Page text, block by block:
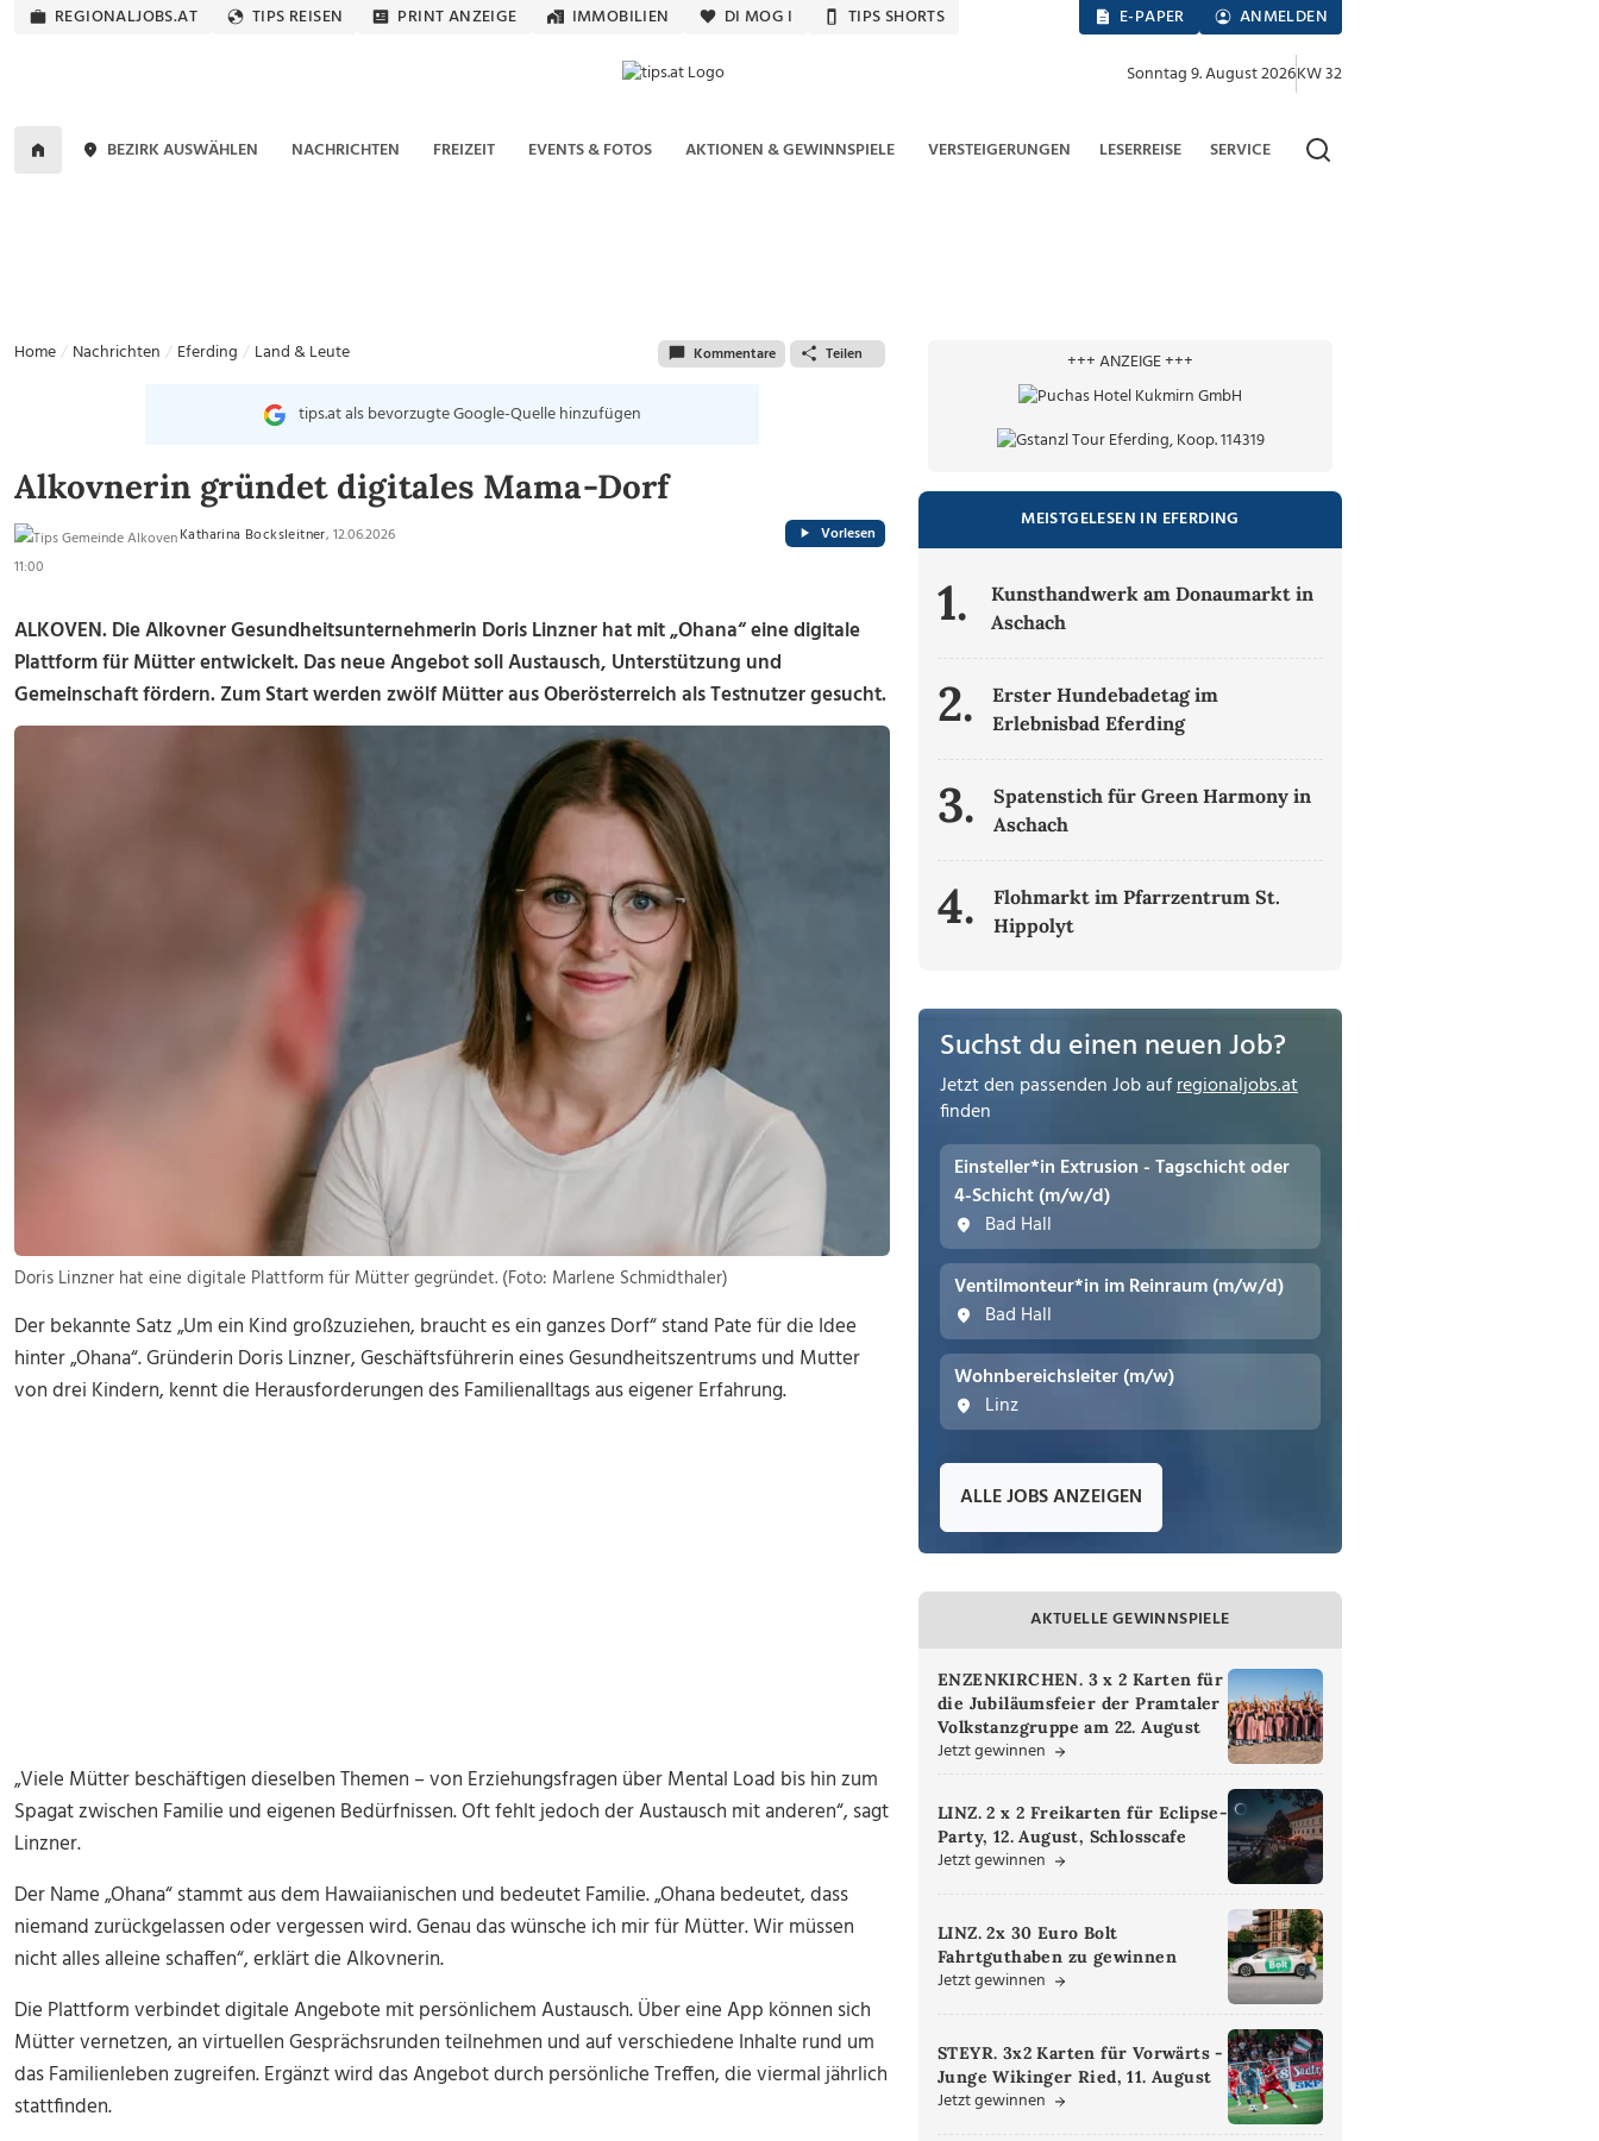
REGIONALJOBS.AT TIPS REISEN PRINT ANZEIGE IMMOBILIEN DI MOG I TIPS SHORTS E-PAPER ANMELDEN
Sonntag 9. August 2026KW 32
BEZIRK AUSWÄHLEN NACHRICHTEN FREIZEIT EVENTS & FOTOS AKTIONEN & GEWINNSPIELE VERSTEIGERUNGEN LESERREISE SERVICE
Home Nachrichten Eferding Land & Leute Kommentare Teilen
tips.at als bevorzugte Google-Quelle hinzufügen
Alkovnerin gründet digitales Mama-Dorf
Katharina Bocksleitner, 12.06.2026
11:00
Vorlesen
ALKOVEN. Die Alkovner Gesundheitsunternehmerin Doris Linzner hat mit „Ohana“ eine digitale
Plattform für Mütter entwickelt. Das neue Angebot soll Austausch, Unterstützung und
Gemeinschaft fördern. Zum Start werden zwölf Mütter aus Oberösterreich als Testnutzer gesucht.
Doris Linzner hat eine digitale Plattform für Mütter gegründet. (Foto: Marlene Schmidthaler)
Der bekannte Satz „Um ein Kind großzuziehen, braucht es ein ganzes Dorf“ stand Pate für die Idee
hinter „Ohana“. Gründerin Doris Linzner, Geschäftsführerin eines Gesundheitszentrums und Mutter
von drei Kindern, kennt die Herausforderungen des Familienalltags aus eigener Erfahrung.
„Viele Mütter beschäftigen dieselben Themen – von Erziehungsfragen über Mental Load bis hin zum
Spagat zwischen Familie und eigenen Bedürfnissen. Oft fehlt jedoch der Austausch mit anderen“, sagt
Linzner.
Der Name „Ohana“ stammt aus dem Hawaiianischen und bedeutet Familie. „Ohana bedeutet, dass
niemand zurückgelassen oder vergessen wird. Genau das wünsche ich mir für Mütter. Wir müssen
nicht alles alleine schaffen“, erklärt die Alkovnerin.
Die Plattform verbindet digitale Angebote mit persönlichem Austausch. Über eine App können sich
Mütter vernetzen, an virtuellen Gesprächsrunden teilnehmen und auf verschiedene Inhalte rund um
das Familienleben zugreifen. Ergänzt wird das Angebot durch persönliche Treffen, die viermal jährlich
stattfinden.
+++ ANZEIGE +++
MEISTGELESEN IN EFERDING
1.
Kunsthandwerk am Donaumarkt in
Aschach
2.
Erster Hundebadetag im
Erlebnisbad Eferding
3.
Spatenstich für Green Harmony in
Aschach
4.
Flohmarkt im Pfarrzentrum St.
Hippolyt
Suchst du einen neuen Job?
Jetzt den passenden Job aufregionaljobs.at
finden
Einsteller*in Extrusion - Tagschicht oder
4-Schicht (m/w/d)
Bad Hall
Ventilmonteur*in im Reinraum (m/w/d)
Bad Hall
Wohnbereichsleiter (m/w)
Linz
ALLE JOBS ANZEIGEN
AKTUELLE GEWINNSPIELE
ENZENKIRCHEN. 3 x 2 Karten für
die Jubiläumsfeier der Pramtaler
Volkstanzgruppe am 22. August
Jetzt gewinnen
LINZ. 2 x 2 Freikarten für Eclipse-
Party, 12. August, Schlosscafe
Jetzt gewinnen
LINZ. 2x 30 Euro Bolt
Fahrtguthaben zu gewinnen
Jetzt gewinnen
STEYR. 3x2 Karten für Vorwärts -
Junge Wikinger Ried, 11. August
Jetzt gewinnen